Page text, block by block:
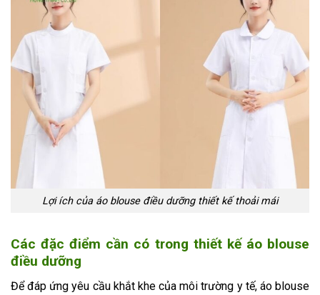
Lợi ích của áo blouse điều dưỡng thiết kế thoải mái
Các đặc điểm cần có trong thiết kế áo blouse
điều dưỡng
Để đáp ứng yêu cầu khắt khe của môi trường y tế, áo blouse